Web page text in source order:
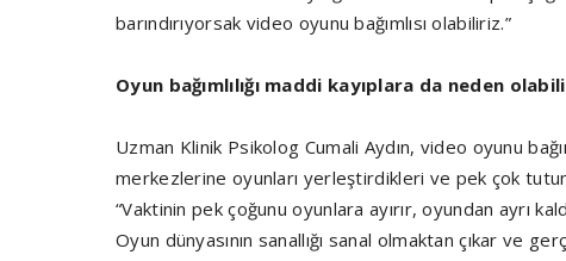
barındırıyorsak video oyunu bağımlısı olabiliriz.”
Oyun bağımlılığı maddi kayıplara da neden
Uzman Klinik Psikolog Cumali Aydın, video oyunu
merkezlerine oyunları yerleştirdikleri ve pek çok
“Vaktinin pek çoğunu oyunlara ayırır, oyundan ayrı
Oyun dünyasının sanallığı sanal olmaktan çıkar ve